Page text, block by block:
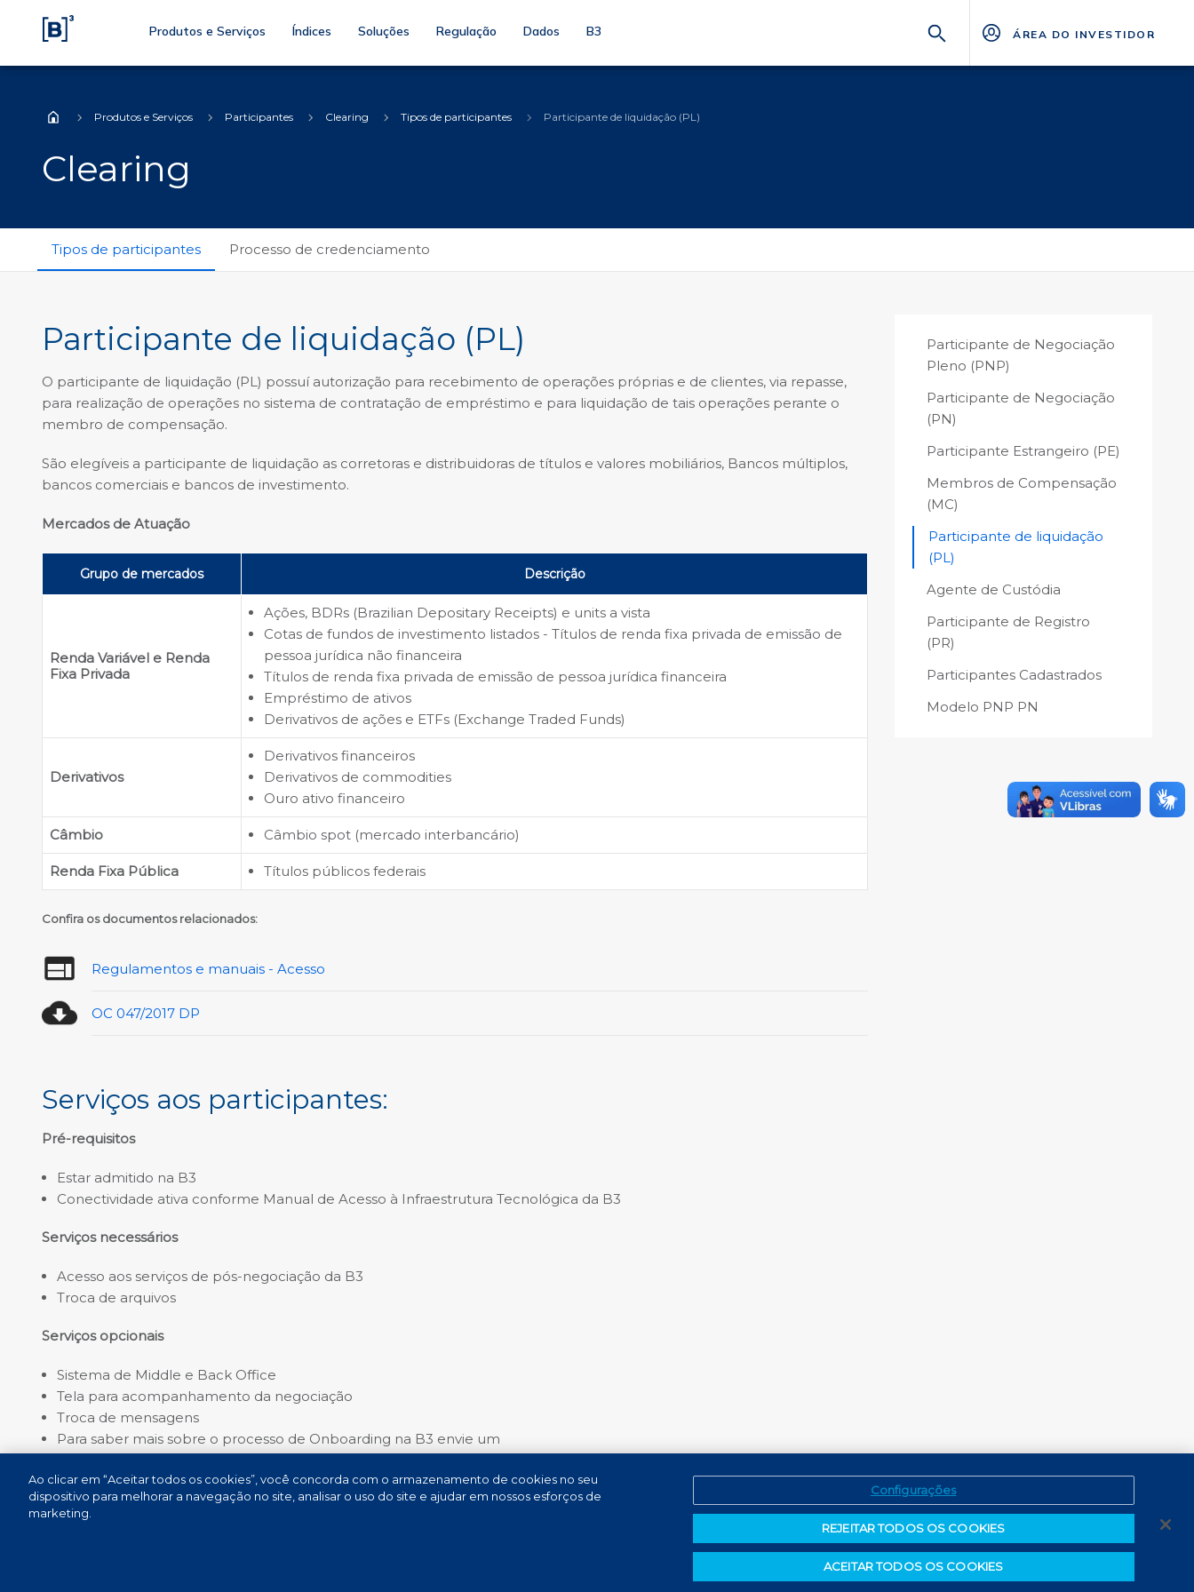
Produtos e Serviços Índices Soluções Regulação Dados B3 ÁREA DO INVESTIDOR
Clearing
Produtos e Serviços Participantes Clearing Tipos de participantes Participante de liquidação (PL)
Tipos de participantes Processo de credenciamento
Participante de Negociação
Pleno (PNP)
Participante de Negociação
(PN)
Participante Estrangeiro (PE)
Membros de Compensação
(MC)
Participante de liquidação
(PL)
Agente de Custódia
Participante de Registro
(PR)
Participantes Cadastrados
Modelo PNP PN
Participante de liquidação (PL)
O participante de liquidação (PL) possuí autorização para recebimento de operações próprias e de clientes, via repasse,
para realização de operações no sistema de contratação de empréstimo e para liquidação de tais operações perante o
membro de compensação.
São elegíveis a participante de liquidação as corretoras e distribuidoras de títulos e valores mobiliários, Bancos múltiplos,
bancos comerciais e bancos de investimento.
Mercados de Atuação
Grupo de mercados Descrição
Renda Variável e Renda
Fixa Privada
Ações, BDRs (Brazilian Depositary Receipts) e units a vista
Cotas de fundos de investimento listados - Títulos de renda fixa privada de emissão de
pessoa jurídica não financeira
Títulos de renda fixa privada de emissão de pessoa jurídica financeira
Empréstimo de ativos
Derivativos de ações e ETFs (Exchange Traded Funds)
Derivativos
Derivativos financeiros
Derivativos de commodities
Ouro ativo financeiro
Câmbio Câmbio spot (mercado interbancário)
Renda Fixa Pública Títulos públicos federais
Confira os documentos relacionados:
Regulamentos e manuais - Acesso
OC 047/2017 DP
Serviços aos participantes:
Pré-requisitos
Estar admitido na B3
Conectividade ativa conforme Manual de Acesso à Infraestrutura Tecnológica da B3
Serviços necessários
Acesso aos serviços de pós-negociação da B3
Troca de arquivos
Serviços opcionais
Sistema de Middle e Back Office
Tela para acompanhamento da negociação
Troca de mensagens
Para saber mais sobre o processo de Onboarding na B3 envie um
Ao clicar em “Aceitar todos os cookies”, você concorda com o armazenamento de cookies no seu
dispositivo para melhorar a navegação no site, analisar o uso do site e ajudar em nossos esforços de
marketing.
Configurações
REJEITAR TODOS OS COOKIES
ACEITAR TODOS OS COOKIES